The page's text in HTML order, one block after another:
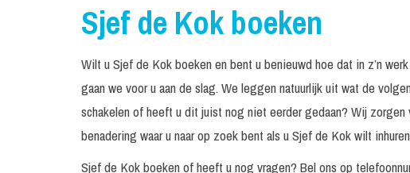
Sjef de Kok boeken
Wilt u Sjef de Kok boeken en bent u benieuwd hoe dat in z’n
gaan we voor u aan de slag. We leggen natuurlijk uit wat de
schakelen of heeft u dit juist nog niet eerder gedaan? Wij
benadering waar u naar op zoek bent als u Sjef de Kok wilt
Sjef de Kok boeken of heeft u nog vragen? Bel ons op